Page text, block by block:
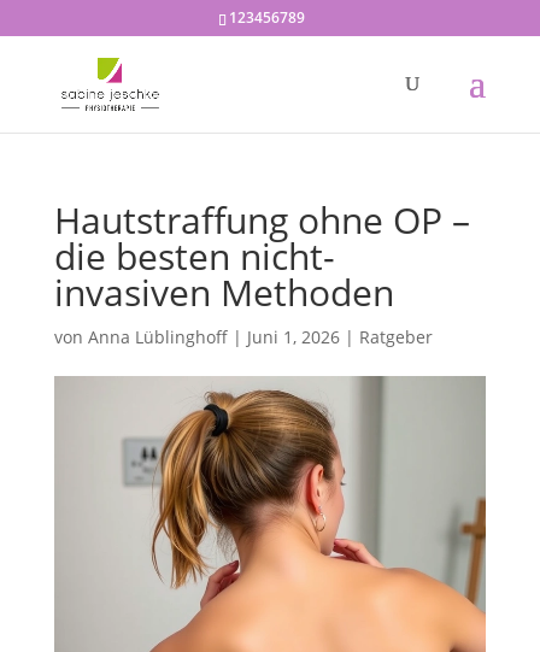
123456789
Hautstraffung ohne OP –
die besten nicht-
invasiven Methoden
von Anna Lüblinghoff| Juni 1, 2026| Ratgeber